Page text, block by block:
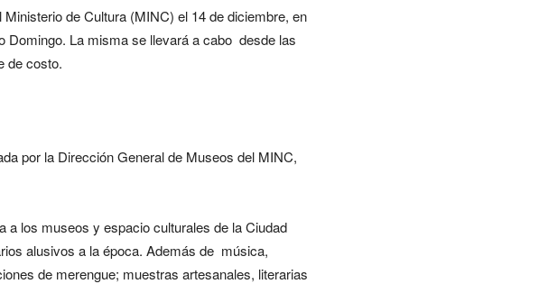
de Cultura (MINC) el 14 de diciembre, en
Domingo. La misma se llevará a cabo desde las
de costo.
por la Dirección General de Museos del MINC,
a los museos y espacio culturales de la Ciudad
alusivos a la época. Además de música,
de merengue; muestras artesanales, literarias